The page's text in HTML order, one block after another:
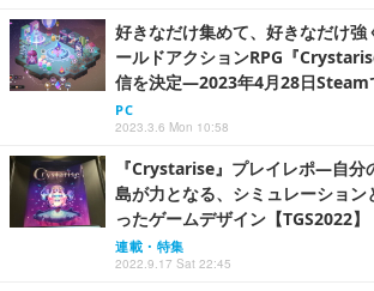
好きなだけ集めて、好きなだけ強
ールドアクションRPG『
信を決定―2023年4月28日Steam
PC
2023.3.6 Mon 10:58
『Crystarise』プレイレポ―自分
島が力となる、シミュレーション
ったゲームデザイン【TGS2022】
連載・特集
2022.9.17 Sat 22:45